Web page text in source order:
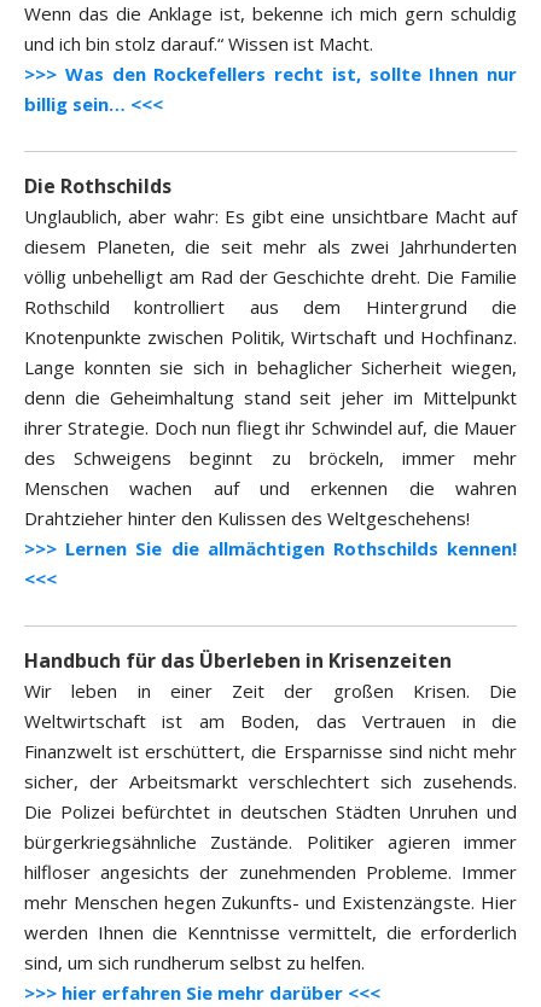
Wenn das die Anklage ist, bekenne ich mich gern schuldig
und ich bin stolz darauf.“ Wissen ist Macht.
>>> Was den Rockefellers recht ist, sollte Ihnen nur
billig sein… <<<
Die Rothschilds
Unglaublich, aber wahr: Es gibt eine unsichtbare Macht auf
diesem Planeten, die seit mehr als zwei Jahrhunderten
völlig unbehelligt am Rad der Geschichte dreht. Die Familie
Rothschild kontrolliert aus dem Hintergrund die
Knotenpunkte zwischen Politik, Wirtschaft und Hochfinanz.
Lange konnten sie sich in behaglicher Sicherheit wiegen,
denn die Geheimhaltung stand seit jeher im Mittelpunkt
ihrer Strategie. Doch nun fliegt ihr Schwindel auf, die Mauer
des Schweigens beginnt zu bröckeln, immer mehr
Menschen wachen auf und erkennen die wahren
Drahtzieher hinter den Kulissen des Weltgeschehens!
>>> Lernen Sie die allmächtigen Rothschilds kennen!
<<<
Handbuch für das Überleben in Krisenzeiten
Wir leben in einer Zeit der großen Krisen. Die
Weltwirtschaft ist am Boden, das Vertrauen in die
Finanzwelt ist erschüttert, die Ersparnisse sind nicht mehr
sicher, der Arbeitsmarkt verschlechtert sich zusehends.
Die Polizei befürchtet in deutschen Städten Unruhen und
bürgerkriegsähnliche Zustände. Politiker agieren immer
hilfloser angesichts der zunehmenden Probleme. Immer
mehr Menschen hegen Zukunfts- und Existenzängste. Hier
werden Ihnen die Kenntnisse vermittelt, die erforderlich
sind, um sich rundherum selbst zu helfen.
>>> hier erfahren Sie mehr darüber <<<